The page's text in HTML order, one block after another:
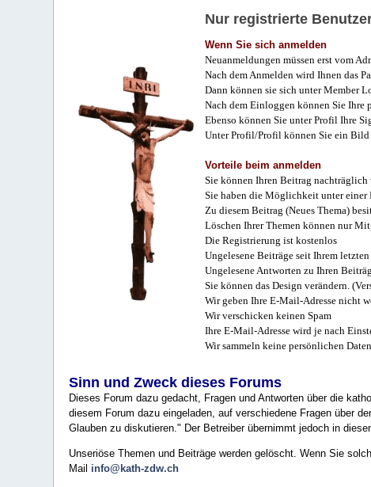
Nur registrierte
Wenn Sie sich anmelden
Neuanmeldungen müssen erst vom
Nach dem Anmelden wird Ihnen das
Dann können sie sich unter Member
Nach dem Einloggen können Sie Ihre
Ebenso können Sie unter Profil Ihre
Unter Profil/Profil können Sie ein Bild
Vorteile beim anmelden
Sie können Ihren Beitrag nachträglich
Sie haben die Möglichkeit unter einer
Zu diesem Beitrag (Neues Thema)
Löschen Ihrer Themen können nur
Die Registrierung ist kostenlos
Ungelesene Beiträge seit Ihrem
Ungelesene Antworten zu Ihren
Sie können das Design verändern.
Wir geben Ihre E-Mail-Adresse nicht
Wir verschicken keinen Spam
Ihre E-Mail-Adresse wird je nach
Wir sammeln keine persönlichen
Sinn und Zweck dieses Forums
Dieses Forum dazu gedacht, Fragen und Antworten über die
diesem Forum dazu eingeladen, auf verschiedene Fragen über
Glauben zu diskutieren." Der Betreiber übernimmt jedoch in
Unseriöse Themen und Beiträge werden gelöscht. Wenn Sie
Mail info@kath-zdw.ch